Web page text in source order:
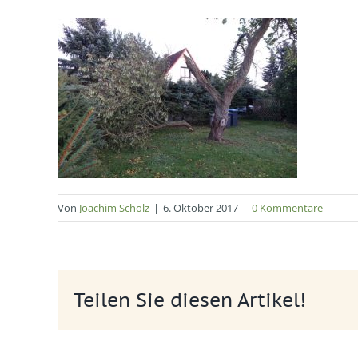
Von Joachim Scholz | 6. Oktober 2017 | 0 Kommentare
Teilen Sie diesen Artikel!